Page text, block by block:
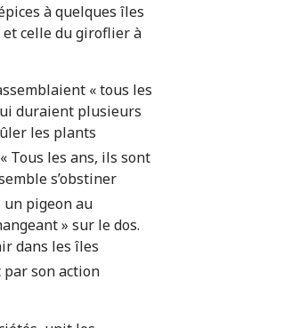
à quelques îles
et celle du giroflier à
« tous les
duraient plusieurs
les plants
Tous les ans, ils sont
s’obstiner
un pigeon au
» sur le dos.
dans les îles
par son action